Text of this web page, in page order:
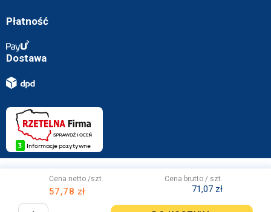
Cena netto /szt.
57,78 zł
Cena brutto / szt.
71,07 zł
Płatność
Dostawa
Projekt i wykonanie z przez WebVIST